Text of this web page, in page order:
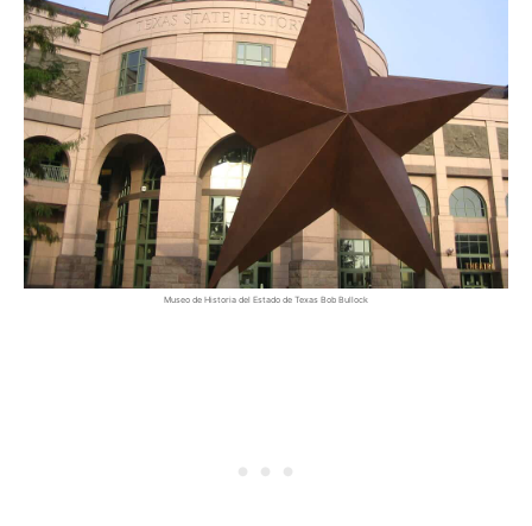
Museo de Historia del Estado de Texas Bob Bullock